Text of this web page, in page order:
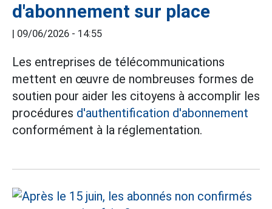
d'abonnement sur place
| 09/06/2026 - 14:55
Les entreprises de télécommunications
mettent en œuvre de nombreuses formes de
soutien pour aider les citoyens à accomplir les
procédures d'authentification d'abonnement
conformément à la réglementation.